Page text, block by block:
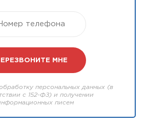
персональных данных (в
с 152-ФЗ) и получении
писем